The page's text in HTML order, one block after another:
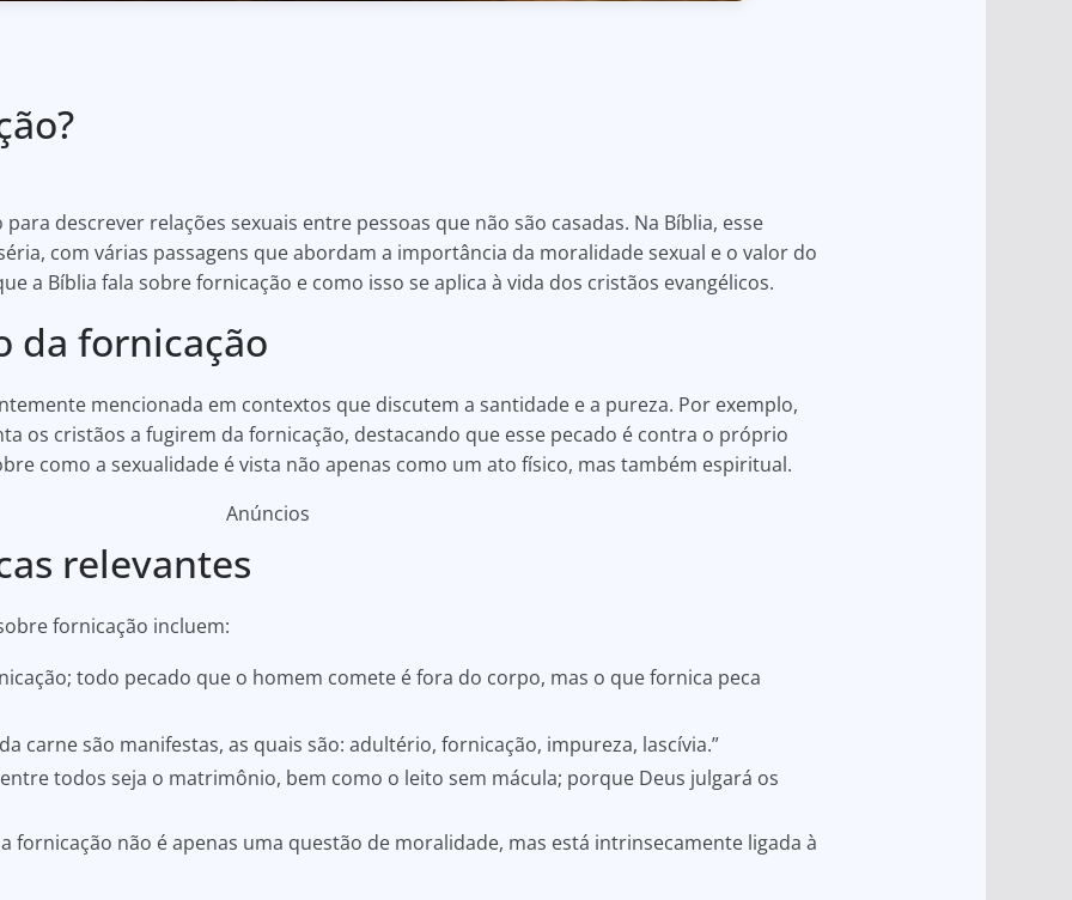
descrever relações sexuais entre pessoas que não são casadas. Na Bíblia, esse
com várias passagens que abordam a importância da moralidade sexual e o valor do
a Bíblia fala sobre fornicação e como isso se aplica à vida dos cristãos evangélicos.
da fornicação
mencionada em contextos que discutem a santidade e a pureza. Por exemplo,
os cristãos a fugirem da fornicação, destacando que esse pecado é contra o próprio
como a sexualidade é vista não apenas como um ato físico, mas também espiritual.
Anúncios
relevantes
fornicação incluem:
todo pecado que o homem comete é fora do corpo, mas o que fornica peca
carne são manifestas, as quais são: adultério, fornicação, impureza, lascívia.”
todos seja o matrimônio, bem como o leito sem mácula; porque Deus julgará os
fornicação não é apenas uma questão de moralidade, mas está intrinsecamente ligada à